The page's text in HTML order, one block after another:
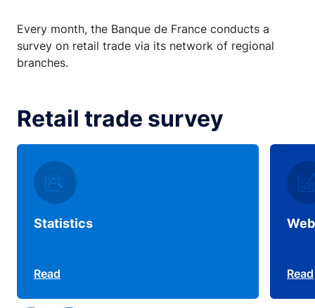
Every month, the Banque de France conducts a
survey on retail trade via its network of regional
branches.
Retail trade survey
Statistics
Read Read